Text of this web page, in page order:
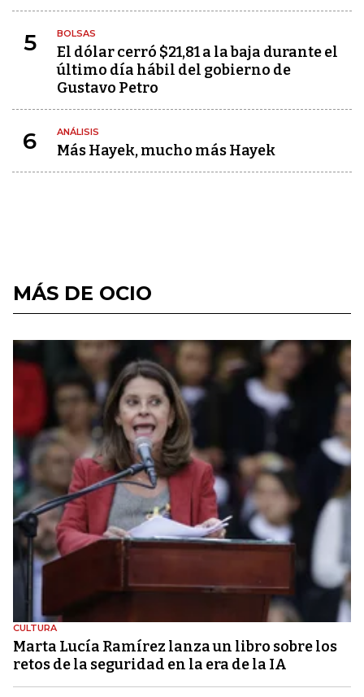
5 BOLSAS
El dólar cerró $21,81 a la baja durante el
último día hábil del gobierno de
Gustavo Petro
6 ANÁLISIS
Más Hayek, mucho más Hayek
MÁS DE OCIO
CULTURA
Marta Lucía Ramírez lanza un libro sobre los
retos de la seguridad en la era de la IA